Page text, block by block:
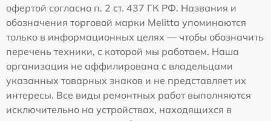
офертой согласно п. 2 ст. 437 ГК РФ. Названия и
обозначения торговой марки Melitta упоминаются
только в информационных целях — чтобы обозначить
перечень техники, с которой мы работаем. Наша
организация не аффилирована с владельцами
указанных товарных знаков и не представляет их
интересы. Все виды ремонтных работ выполняются
исключительно на устройствах, находящихся в